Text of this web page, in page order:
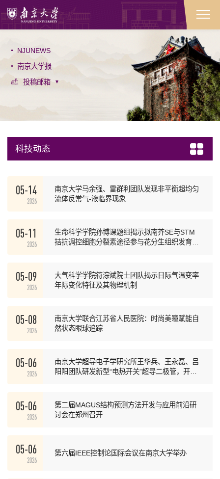
NJUNEWS
南京大学报
投稿邮箱
科技动态
05-14
2026
南京大学马余强、雷群利团队发现非平衡超均匀
流体反常气-液临界现象
05-11
2026
生命科学学院孙博课题组揭示拟南芥SE与STM
拮抗调控细胞分裂素途径参与花分生组织发育的
05-09
2026
大气科学学院符淙斌院士团队揭示日际气温变率
年际变化特征及其物理机制
05-08
2026
南京大学联合江苏省人民医院：时尚美瞳赋能自
然状态眼球追踪
05-06
2026
南京大学超导电子学研究所王华兵、王永磊、吕
阳阳团队研发新型“电热开关”超导二极管，开启
05-06
2026
第二届MAGUS结构预测方法开发与应用前沿研
讨会在郑州召开
05-06
2026
第六届IEEE控制论国际会议在南京大学举办